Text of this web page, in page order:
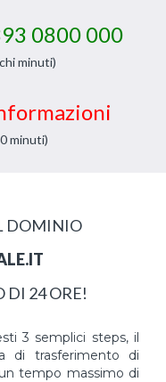
0800 000
minuti)
minuti)
DOMINIO
DI 24 ORE!
3 semplici steps, il
di trasferimento di
tempo massimo di